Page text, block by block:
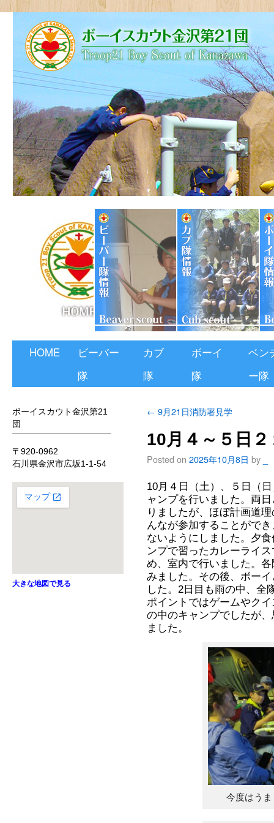
HOME
ビーバー
隊
カブ
隊
ボーイ
隊
ベン
ー隊
ボーイスカウト金沢第21
団
〒920-0962
石川県金沢市広坂1-1-54
大きな地図で見る
← 9月21日消防署見学
10月４～５日
Posted on 2025年10月8日 by
10月４日（土）、５日（
ャンプを行いました。両
りましたが、ほぼ計画道
んなが参加することがで
ないようにしました。夕
ンプで習ったカレーライ
め、室内で行いました。
みました。その後、ボー
した。2日目も雨の中、全
ポイントではゲームやク
の中のキャンプでしたが
ました。
今度はう